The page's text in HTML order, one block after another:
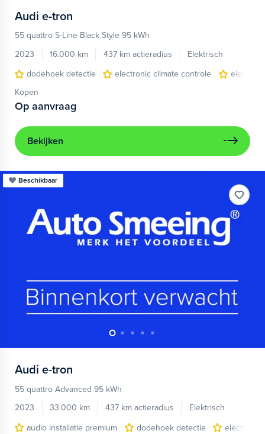
Audi e-tron
55 quattro S-Line Black Style 95 kWh
2023
16.000 km 437 km actieradius
Elektrisch
dodehoek detectie
electronic climate controle
Kopen
Op aanvraag
Bekijken
Beschikbaar
Audi e-tron
55 quattro Advanced 95 kWh
2023
33.000 km 437 km actieradius
Elektrisch
audio installatie premium
dodehoek detectie
electronic